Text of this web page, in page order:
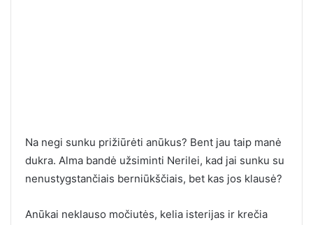
Na negi sunku prižiūrėti anūkus? Bent jau taip manė
dukra. Alma bandė užsiminti Nerilei, kad jai sunku su
nenustygstančiais berniūkščiais, bet kas jos klausė?
Anūkai neklauso močiutės, kelia isterijas ir krečia